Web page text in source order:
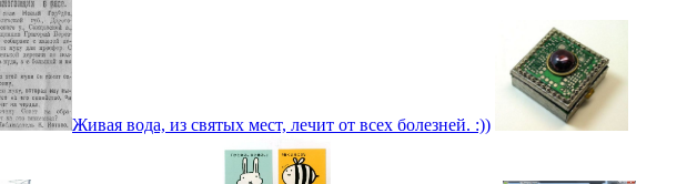
Живая вода, из святых мест, лечит от всех болезней. :))